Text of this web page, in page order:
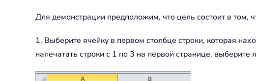
Для демонстрации предположим, что цель состоит в том,
1. Выберите ячейку в первом столбце строки, которая
напечатать строки с 1 по 3 на первой странице,